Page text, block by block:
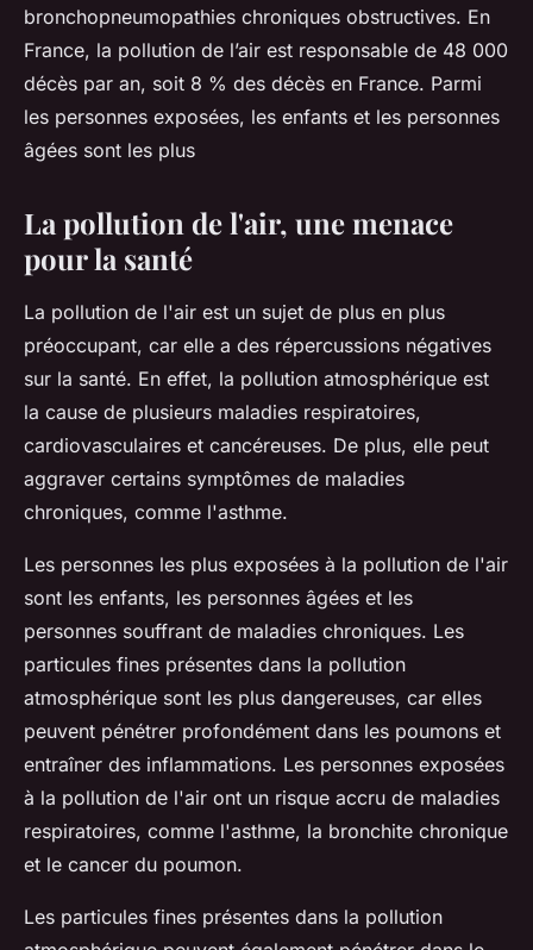
bronchopneumopathies chroniques obstructives. En
France, la pollution de l’air est responsable de 48 000
décès par an, soit 8 % des décès en France. Parmi
les personnes exposées, les enfants et les personnes
âgées sont les plus
La pollution de l'air, une menace
pour la santé
La pollution de l'air est un sujet de plus en plus
préoccupant, car elle a des répercussions négatives
sur la santé. En effet, la pollution atmosphérique est
la cause de plusieurs maladies respiratoires,
cardiovasculaires et cancéreuses. De plus, elle peut
aggraver certains symptômes de maladies
chroniques, comme l'asthme.
Les personnes les plus exposées à la pollution de l'air
sont les enfants, les personnes âgées et les
personnes souffrant de maladies chroniques. Les
particules fines présentes dans la pollution
atmosphérique sont les plus dangereuses, car elles
peuvent pénétrer profondément dans les poumons et
entraîner des inflammations. Les personnes exposées
à la pollution de l'air ont un risque accru de maladies
respiratoires, comme l'asthme, la bronchite chronique
et le cancer du poumon.
Les particules fines présentes dans la pollution